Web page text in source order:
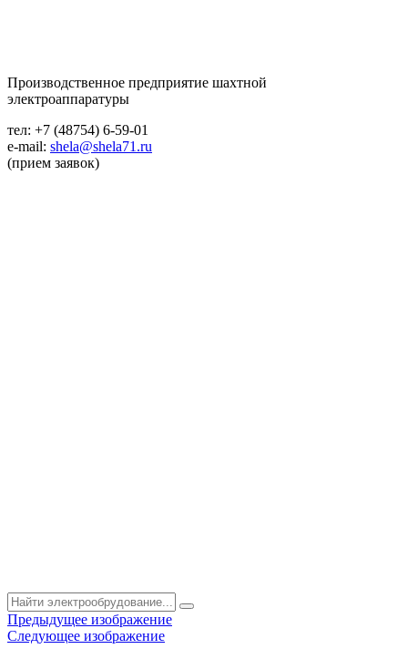
Производственное предприятие шахтной
электроаппаратуры
тел: +7 (48754) 6-59-01
e-mail: shela@shela71.ru
(прием заявок)
Предыдущее изображение
Следующее изображение